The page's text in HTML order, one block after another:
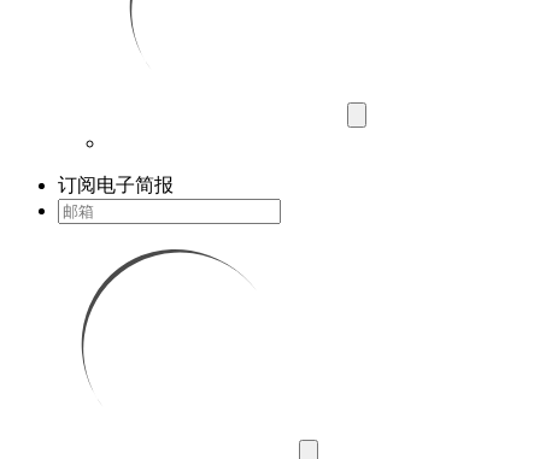
订阅电子简报